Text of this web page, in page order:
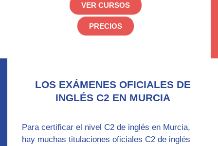
VER CURSOS
PRECIOS
LOS EXÁMENES OFICIALES DE
INGLÉS C2 EN MURCIA
Para certificar el nivel C2 de inglés en Murcia,
hay muchas titulaciones oficiales C2 de inglés